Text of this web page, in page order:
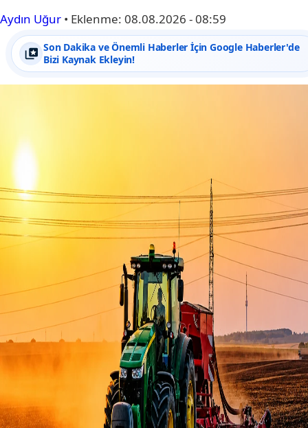
Aydın Uğur • Eklenme: 08.08.2026 - 08:59
Son Dakika ve Önemli Haberler İçin Google Haberler'de
Bizi Kaynak Ekleyin!